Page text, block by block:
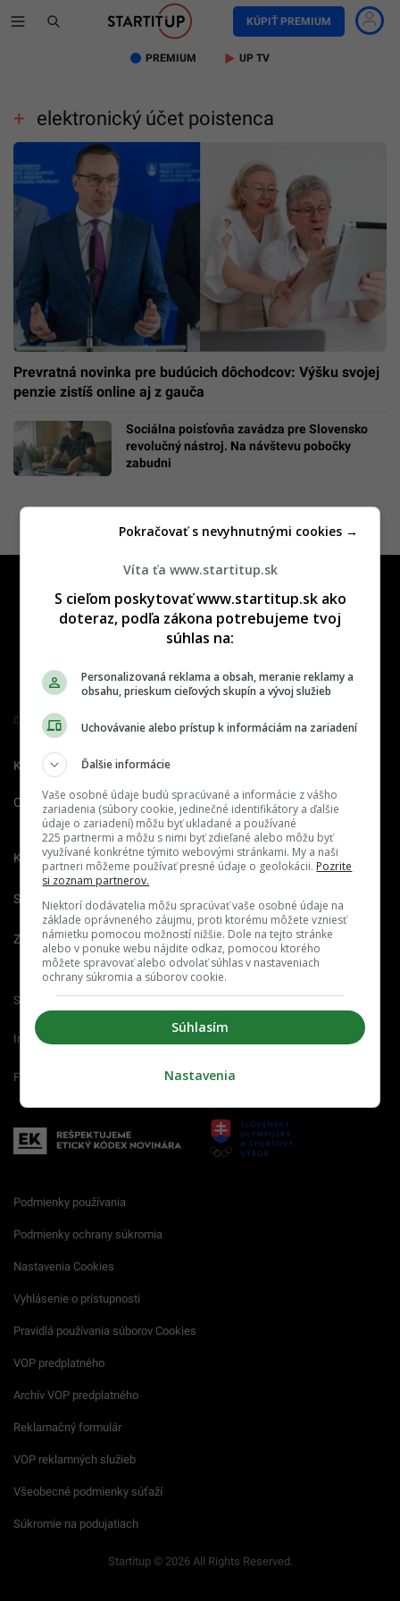
KÚPIŤ PREMIUM
PREMIUM UP TV
elektronický účet poistenca
Prevratná novinka pre budúcich dôchodcov: Výšku svojej
penzie zistíš online aj z gauča
Sociálna poisťovňa zavádza pre Slovensko
revolučný nástroj. Na návštevu pobočky
zabudni
Člen združenia IAB Slovakia
Kontakt Inzercia
O nás Redakcia
Nahlásiť
chybu
Kariéra
Spravovať notifikácie
Zrušiť predplatné
Startitup.sk Fontech.sk Odzadu.sk
Interez.sk
Femm.sk
Podmienky používania
Podmienky ochrany súkromia
Nastavenia Cookies
Vyhlásenie o prístupnosti
Pravidlá používania súborov Cookies
VOP predplatného
Archív VOP predplatného
Reklamačný formulár
VOP reklamných služieb
Všeobecné podmienky súťaží
Súkromie na podujatiach
Startitup © 2026 All Rights Reserved.
Víta ťa www.startitup.sk
S cieľom poskytovať www.startitup.sk ako
doteraz, podľa zákona potrebujeme tvoj
súhlas na:
Personalizovaná reklama a obsah, meranie reklamy a
obsahu, prieskum cieľových skupín a vývoj služieb
Uchovávanie alebo prístup k informáciám na zariadení
Ďalšie informácie
Vaše osobné údaje budú spracúvané a informácie z vášho
zariadenia (súbory cookie, jedinečné identifikátory a ďalšie
údaje o zariadení) môžu byť ukladané a používané
225 partnermi a môžu s nimi byť zdieľané alebo môžu byť
využívané konkrétne týmito webovými stránkami. My a naši
partneri môžeme používať presné údaje o geolokácii. Pozrite
si zoznam partnerov.
Niektorí dodávatelia môžu spracúvať vaše osobné údaje na
základe oprávneného záujmu, proti ktorému môžete vzniesť
námietku pomocou možností nižšie. Dole na tejto stránke
alebo v ponuke webu nájdite odkaz, pomocou ktorého
môžete spravovať alebo odvolať súhlas v nastaveniach
ochrany súkromia a súborov cookie.
Súhlasím
Pokračovať s nevyhnutnými cookies →
Nastavenia